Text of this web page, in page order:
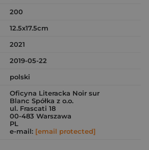
200
12.5x17.5cm
2021
2019-05-22
polski
Oficyna Literacka Noir sur
Blanc Spółka z o.o.
ul. Frascati 18
00-483 Warszawa
PL
e-mail: [email protected]